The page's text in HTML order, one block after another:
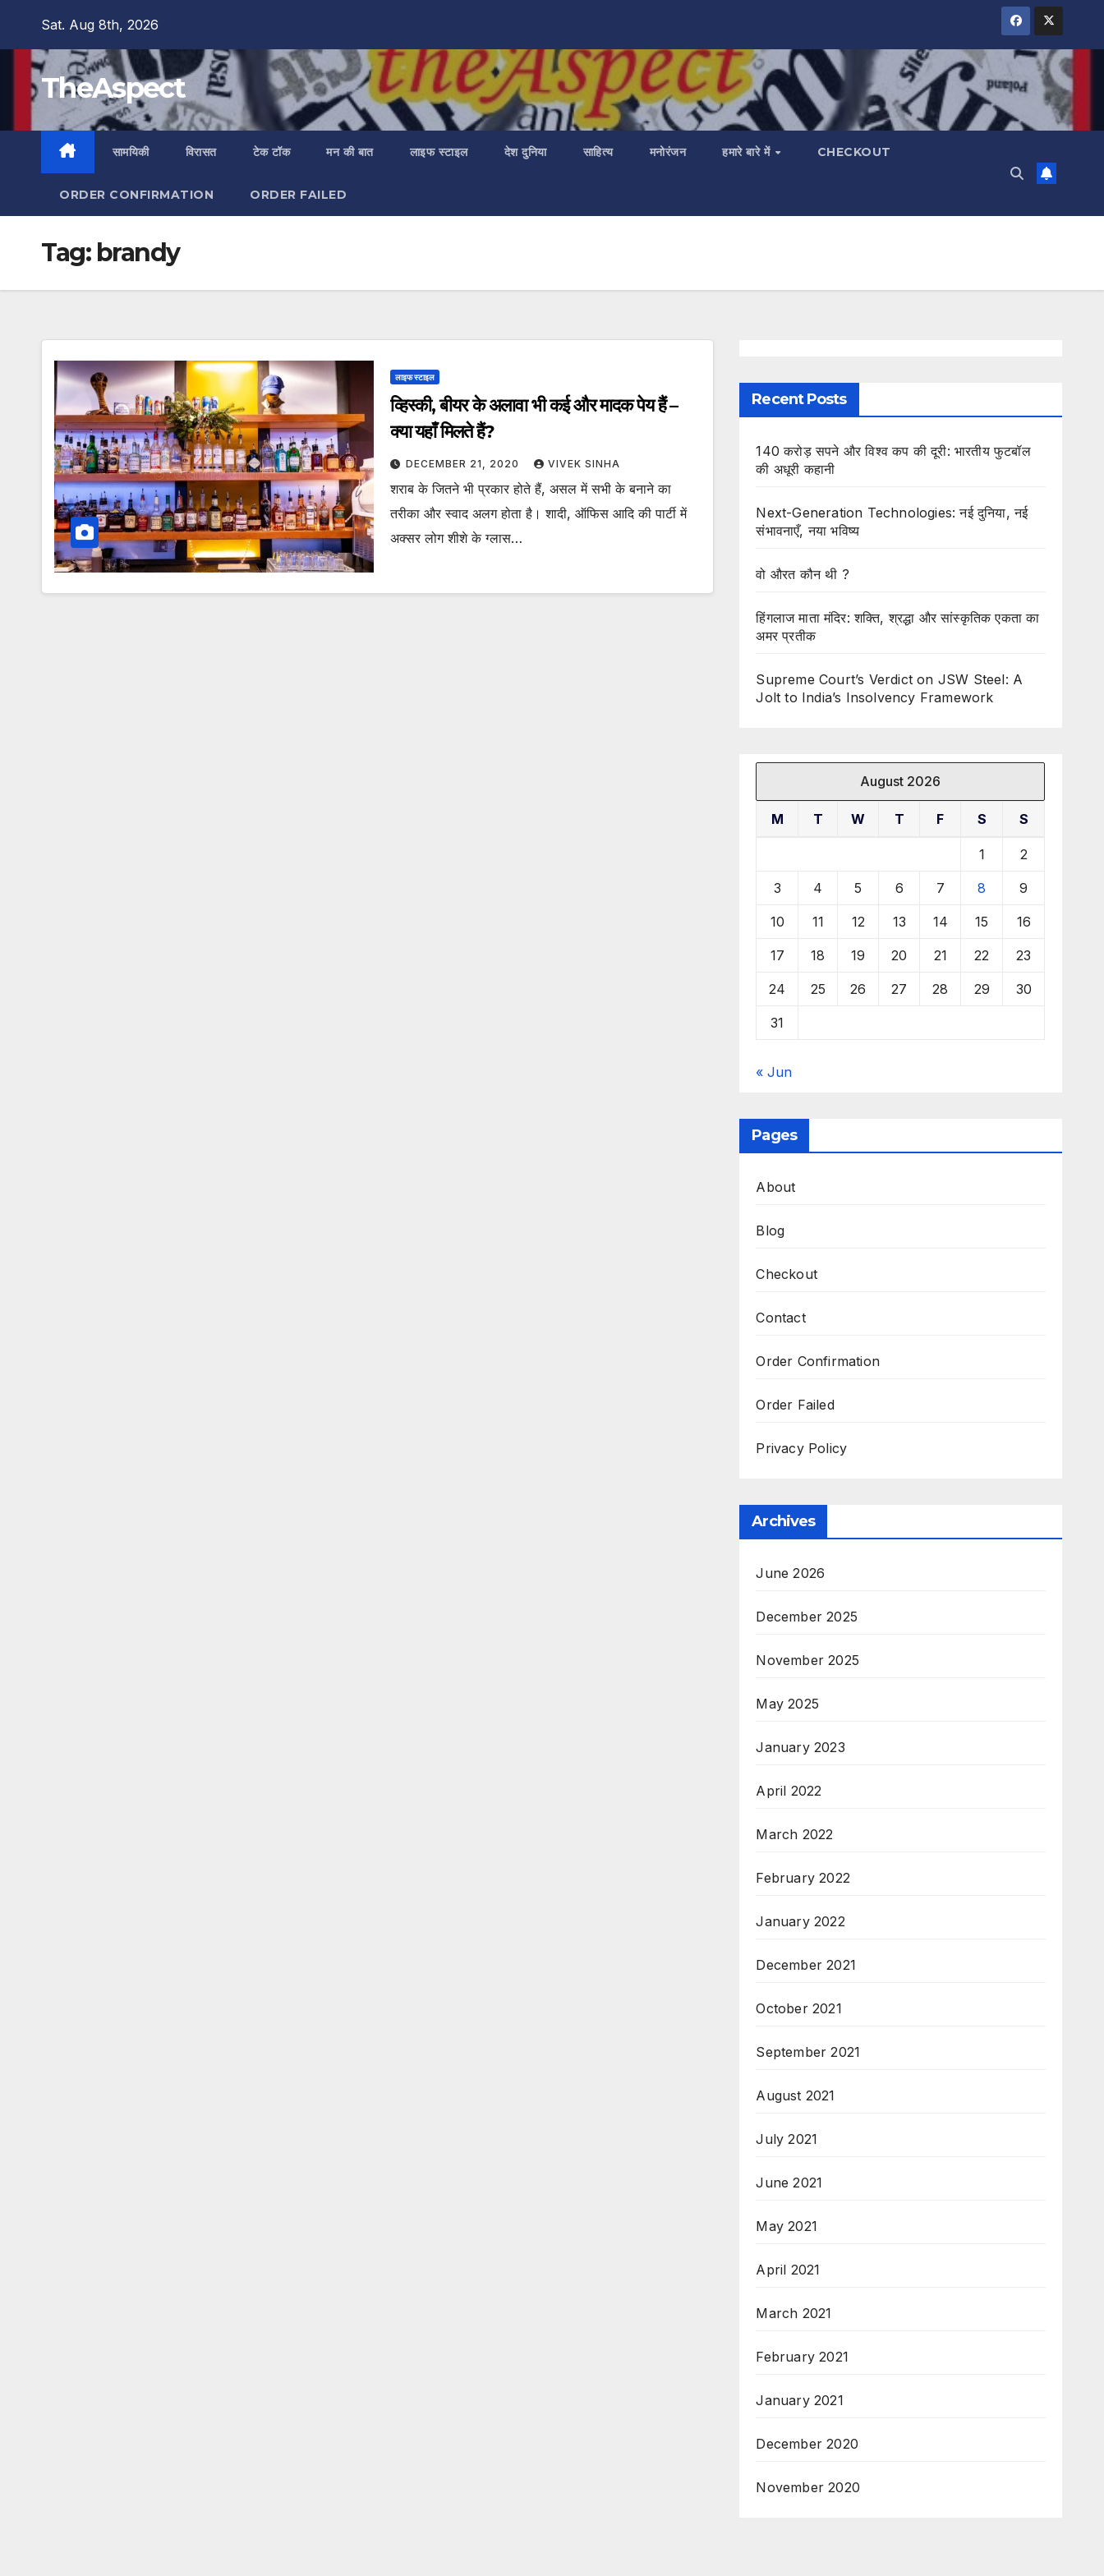
content
Sat. Aug 8th, 2026
TheAspect
सामयिकी विरासत टेक टॉक मन की बात लाइफ स्टाइल देश दुनिया साहित्य मनोरंजन हमारे बारे में CHECKOUT
ORDER CONFIRMATION ORDER FAILED
Tag: brandy
लाइफ स्टाइल
व्हिस्की, बीयर के अलावा भी कई और मादक पेय हैं –
क्या यहाँ मिलते हैं?
DECEMBER 21, 2020 VIVEK SINHA
शराब के जितने भी प्रकार होते हैं, असल में सभी के बनाने का
तरीका और स्वाद अलग होता है। शादी, ऑफिस आदि की पार्टी में
अक्सर लोग शीशे के ग्लास…
Recent Posts
140 करोड़ सपने और विश्व कप की दूरी: भारतीय फुटबॉल
की अधूरी कहानी
Next-Generation Technologies: नई दुनिया, नई
संभावनाएँ, नया भविष्य
वो औरत कौन थी ?
हिंगलाज माता मंदिर: शक्ति, श्रद्धा और सांस्कृतिक एकता का
अमर प्रतीक
Supreme Court’s Verdict on JSW Steel: A
Jolt to India’s Insolvency Framework
August 2026
M T W T F S S
1 2
3 4 5 6 7 8 9
10 11 12 13 14 15 16
17 18 19 20 21 22 23
24 25 26 27 28 29 30
31
« Jun
Pages
About
Blog
Checkout
Contact
Order Confirmation
Order Failed
Privacy Policy
Archives
June 2026
December 2025
November 2025
May 2025
January 2023
April 2022
March 2022
February 2022
January 2022
December 2021
October 2021
September 2021
August 2021
July 2021
June 2021
May 2021
April 2021
March 2021
February 2021
January 2021
December 2020
November 2020